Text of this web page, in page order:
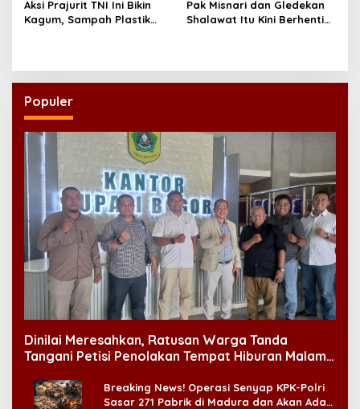
Aksi Prajurit TNI Ini Bikin
Kagum, Sampah Plastik
Pak Misnari dan Gledekan
Shalawat Itu Kini Berhenti
Populer
Dinilai Meresahkan, Ratusan Warga Tanda
Tangani Petisi Penolakan Tempat Hiburan Malam
Breaking News! Operasi Senyap KPK-Polri
Sasar 271 Pabrik di Madura dan Akan Ada